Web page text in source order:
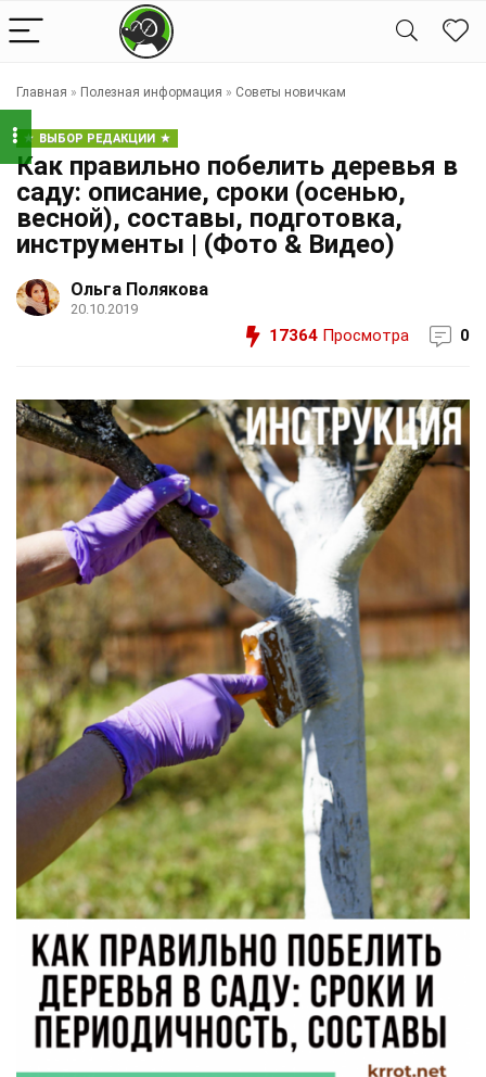
Главная » Полезная информация » Советы новичкам
ВЫБОР РЕДАКЦИИ
Как правильно побелить деревья в
саду: описание, сроки (осенью,
весной), составы, подготовка,
инструменты | (Фото & Видео)
Ольга Полякова
20.10.2019
17364 Просмотра 0